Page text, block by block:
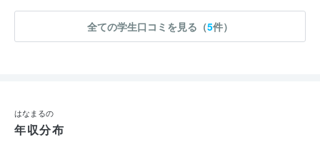
全ての学生口コミを見る（5件）
はなまるの
年収分布